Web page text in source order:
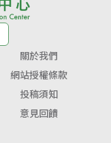
關於我們
網站授權條款
投稿須知
意見回饋